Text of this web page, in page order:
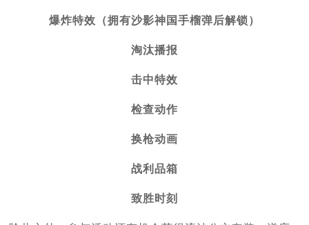
爆炸特效（拥有沙影神国手榴弹后解锁）
淘汰播报
击中特效
检查动作
换枪动画
战利品箱
致胜时刻